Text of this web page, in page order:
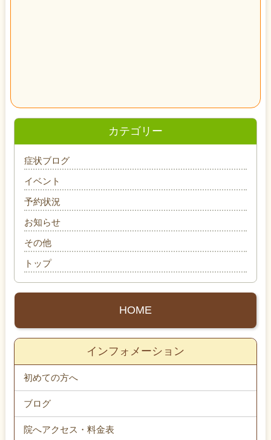
カテゴリー
症状ブログ
イベント
予約状況
お知らせ
その他
トップ
HOME
インフォメーション
初めての方へ
ブログ
院へアクセス・料金表